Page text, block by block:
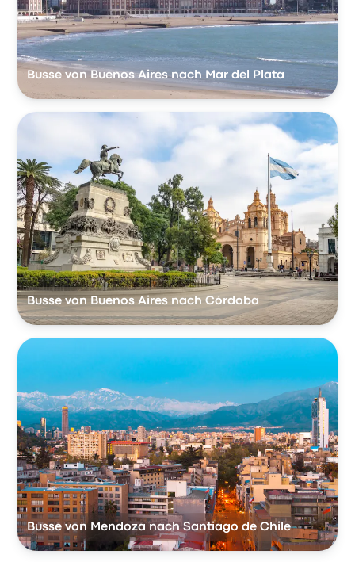
Busse von Buenos Aires nach Mar del Plata
Busse von Buenos Aires nach Córdoba
Busse von Mendoza nach Santiago de Chile